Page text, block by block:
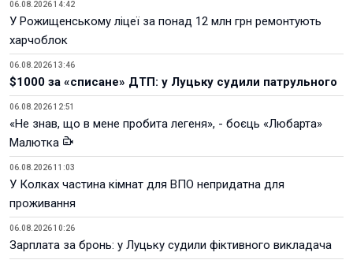
06.08.2026 14:42
У Рожищенському ліцеї за понад 12 млн грн ремонтують
харчоблок
06.08.2026 13:46
$1000 за «списане» ДТП: у Луцьку судили патрульного
06.08.2026 12:51
«Не знав, що в мене пробита легеня», - боєць «Любарта»
Малютка
06.08.2026 11:03
У Колках частина кімнат для ВПО непридатна для
проживання
06.08.2026 10:26
Зарплата за бронь: у Луцьку судили фіктивного викладача